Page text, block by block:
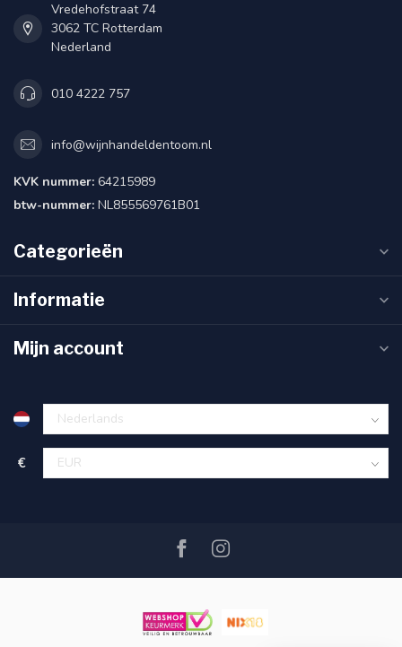
Vredehofstraat 74
3062 TC Rotterdam
Nederland
010 4222 757
info@wijnhandeldentoom.nl
KVK nummer: 64215989
btw-nummer: NL855569761B01
Categorieën
Informatie
Mijn account
€